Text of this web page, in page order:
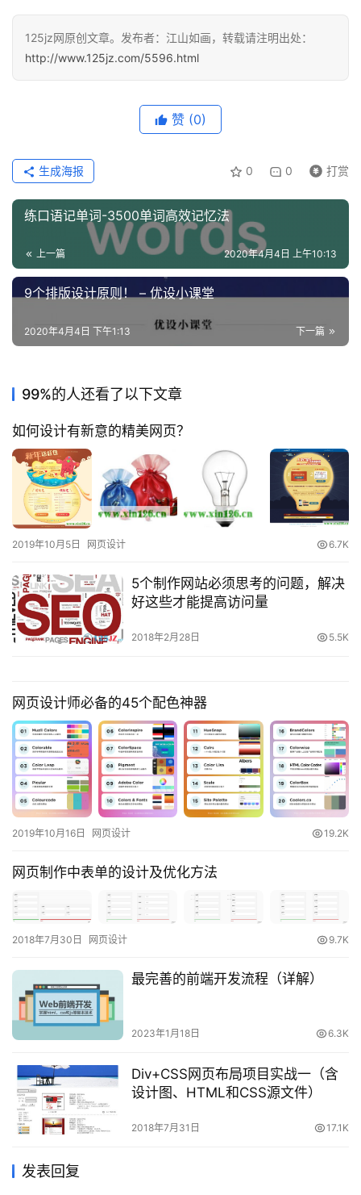
答
A
125jz网原创文章。发布者：江山如画，转载请注明出处：
http://www.125jz.com/5596.html
赞 (0)
0 0 打赏
生成海报
练口语记单词-3500单词高效记忆法
上一篇 2020年4月4日 上午10:13
9个排版设计原则！ – 优设小课堂
下一篇
2020年4月4日 下午1:13
99%的人还看了以下文章
如何设计有新意的精美网页？
2019年10月5日 网页设计 6.7K
5个制作网站必须思考的问题，解决
好这些才能提高访问量
2018年2月28日 5.5K
网页设计师必备的45个配色神器
2019年10月16日 网页设计 19.2K
网页制作中表单的设计及优化方法
2018年7月30日 网页设计 9.7K
最完善的前端开发流程（详解）
2023年1月18日 6.3K
Div+CSS网页布局项目实战一（含
设计图、HTML和CSS源文件）
2018年7月31日 17.1K
发表回复